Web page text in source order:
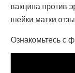
вакцина против
шейки матки
Ознакомьтесь с